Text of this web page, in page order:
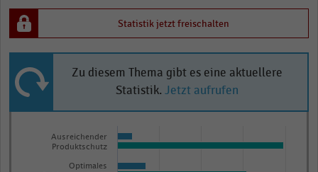
Statistik jetzt freischalten
Zu diesem Thema gibt es eine aktuellere
Statistik. Jetzt aufrufen
Ausreichender
Produktschutz
Optimales